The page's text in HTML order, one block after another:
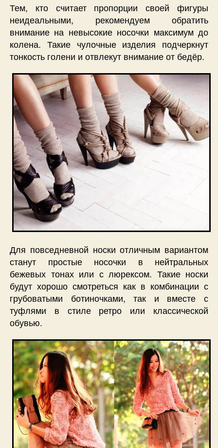
Тем, кто считает пропорции своей фигуры
неидеальными, рекомендуем обратить
внимание на невысокие носочки максимум до
колена. Такие чулочные изделия подчеркнут
тонкость голени и отвлекут внимание от бедёр.
Для повседневной носки отличным вариантом
станут простые носочки в нейтральных
бежевых тонах или с люрексом. Такие носки
будут хорошо смотреться как в комбинации с
грубоватыми ботиночками, так и вместе с
туфлями в стиле ретро или классической
обувью.